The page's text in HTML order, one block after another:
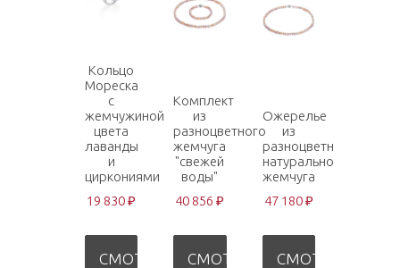
Кольцо
Мореска
с
жемчужиной
цвета
лаванды
и
циркониями
19 830 ₽
СМОТРЕТЬ
Комплект
из
разноцветного
жемчуга
"свежей
воды"
40 856 ₽
СМОТРЕТЬ
Ожерелье
из
разноцветного
натурального
жемчуга
47 180 ₽
СМОТРЕТЬ